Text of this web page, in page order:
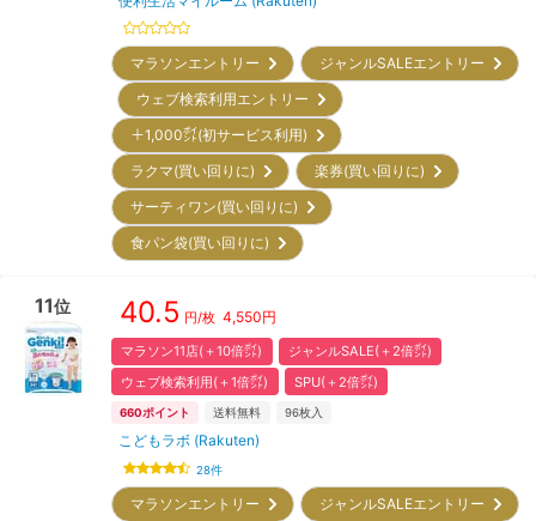
マラソンエントリー
ジャンルSALEエントリー
ウェブ検索利用エントリー
＋1,000㌽(初サービス利用)
ラクマ(買い回りに)
楽券(買い回りに)
サーティワン(買い回りに)
食パン袋(買い回りに)
11位 40.5 円/枚 4,550円
マラソン11店(＋10倍㌽)
ジャンルSALE(＋2倍㌽)
ウェブ検索利用(＋1倍㌽)
SPU(＋2倍㌽)
660ポイント 送料無料 96枚入
こどもラボ (Rakuten)
28件
マラソンエントリー
ジャンルSALEエントリー